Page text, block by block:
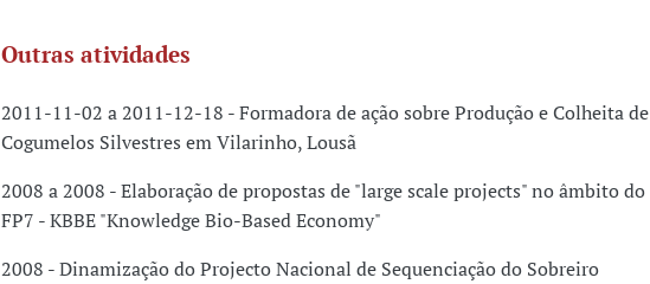
Outras atividades
2011-11-02 a 2011-12-18 - Formadora de ação sobre Produção e Colheita de
Cogumelos Silvestres em Vilarinho, Lousã
2008 a 2008 - Elaboração de propostas de "large scale projects" no âmbito do
FP7 - KBBE "Knowledge Bio-Based Economy"
2008 - Dinamização do Projecto Nacional de Sequenciação do Sobreiro